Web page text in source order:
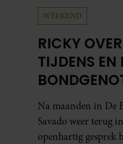
WEEKEND
RICKY
TIJDENS EN
MENTAAL EN
UITGEPUT’
Na maanden in De
Savado weer terug
openhartig gesprek